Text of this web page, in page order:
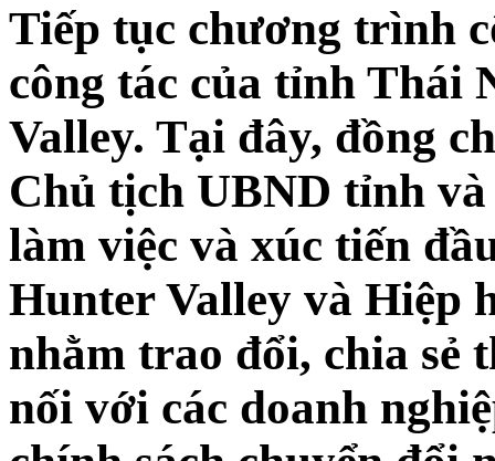
Tiếp tục chương trình
công tác của tỉnh Thái
Valley. Tại đây, đồng
Chủ tịch UBND tỉnh và
làm việc và xúc tiến
Hunter Valley và Hiệp
nhằm trao đổi, chia sẻ
nối với các doanh